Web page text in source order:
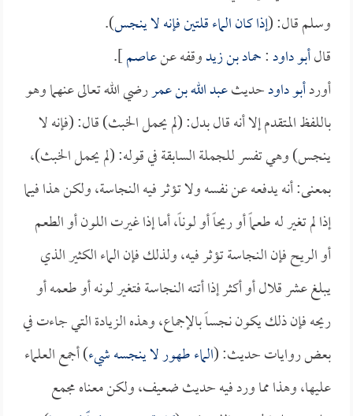
وسلم قال: (إذا كان الماء قلتين فإنه لا ينجس).
قالأبو داود:حماد بن زيدوقفه عنعاصم].
أوردأبو داودحديثعبد الله بن عمررضي الله تعالى عنهما وهو
باللفظ المتقدم إلا أنه قال بدل: (لم يحمل الخبث) قال: (فإنه لا
ينجس) وهي تفسر للجملة السابقة في قوله: (لم يحمل الخبث)،
بمعنى: أنه يدفعه عن نفسه ولا تؤثر فيه النجاسة، ولكن هذا فيما
إذا لم تغير له طعماً أو ريحاً أو لوناً، أما إذا غيرت اللون أو الطعم
أو الريح فإن النجاسة تؤثر فيه، ولذلك فإن الماء الكثير الذي
يبلغ عشر قلال أو أكثر إذا أتته النجاسة فتغير لونه أو طعمه أو
ريحه فإن ذلك يكون نجساً بالإجماع، وهذه الزيادة التي جاءت في
بعض روايات حديث: (الماء طهور لا ينجسه شيء) أجمع العلماء
عليها، وهذا مما ورد فيه حديث ضعيف، ولكن معناه مجمع